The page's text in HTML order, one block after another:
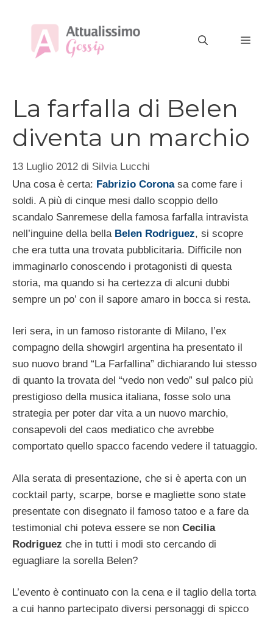
contenuto
La farfalla di Belen
diventa un marchio
13 Luglio 2012 di Silvia Lucchi
Una cosa è certa: Fabrizio Coronasa come fare i
soldi. A più di cinque mesi dallo scoppio dello
scandalo Sanremese della famosa farfalla intravista
nell’inguine della bella Belen Rodriguez, si scopre
che era tutta una trovata pubblicitaria. Difficile non
immaginarlo conoscendo i protagonisti di questa
storia, ma quando si ha certezza di alcuni dubbi
sempre un po’ con il sapore amaro in bocca si resta.
Ieri sera, in un famoso ristorante di Milano, l’ex
compagno della showgirl argentina ha presentato il
suo nuovo brand “La Farfallina” dichiarando lui stesso
di quanto la trovata del “vedo non vedo” sul palco più
prestigioso della musica italiana, fosse solo una
strategia per poter dar vita a un nuovo marchio,
consapevoli del caos mediatico che avrebbe
comportato quello spacco facendo vedere il tatuaggio.
Alla serata di presentazione, che si è aperta con un
cocktail party, scarpe, borse e magliette sono state
presentate con disegnato il famoso tatoo e a fare da
testimonial chi poteva essere se non Cecilia
Rodriguez che in tutti i modi sto cercando di
eguagliare la sorella Belen?
L’evento è continuato con la cena e il taglio della torta
a cui hanno partecipato diversi personaggi di spicco